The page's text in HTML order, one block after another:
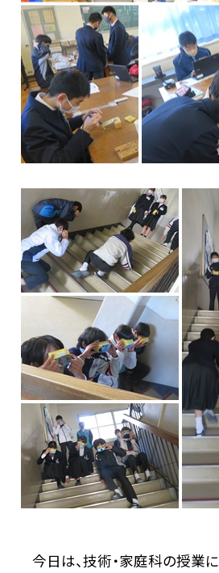
今日は、技術・家庭科の授業に